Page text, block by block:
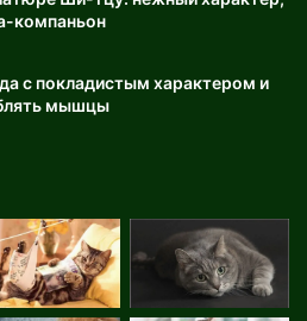
компаньон
с покладистым характером и
мышцы